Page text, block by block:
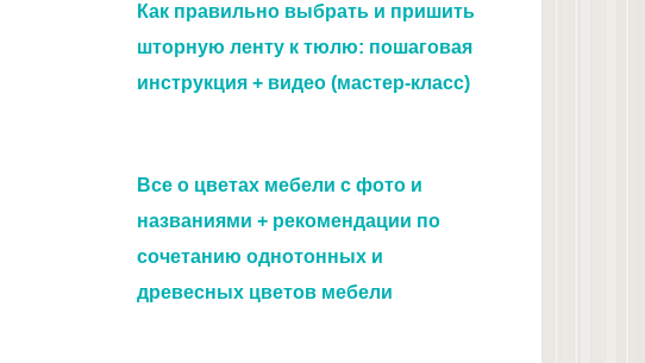
Как правильно выбрать и пришить
шторную ленту к тюлю: пошаговая
инструкция + видео (мастер-класс)
Все о цветах мебели с фото и
названиями + рекомендации по
сочетанию однотонных и
древесных цветов мебели